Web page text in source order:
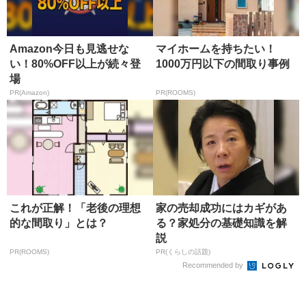
Amazon今日も見逃せな
い！80%OFF以上が続々登
場
PR(Amazon)
マイホームを持ちたい！
1000万円以下の間取り事例
PR(ROOMS)
これが正解！「老後の理想
的な間取り」とは？
PR(ROOMS)
家の売却成功にはカギがあ
る？家処分の基礎知識を解
説
PR(くらしの話題)
Recommended by